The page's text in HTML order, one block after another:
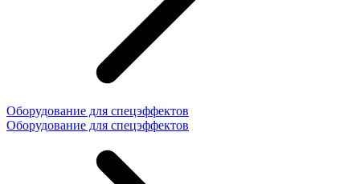
Оборудование для спецэффектов
Оборудование для спецэффектов